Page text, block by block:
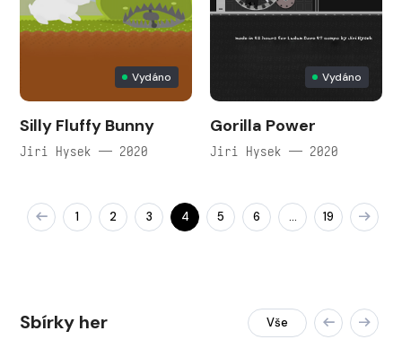
Vydáno
Silly Fluffy Bunny
Jiri Hysek — 2020
Vydáno
Gorilla Power
Jiri Hysek — 2020
1 2 3 4 5 6 … 19
Sbírky her Vše